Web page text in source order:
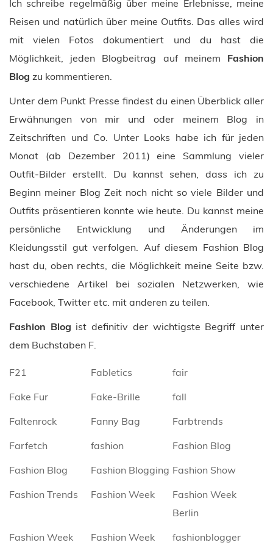
Ich schreibe regelmäßig über meine Erlebnisse, meine
Reisen und natürlich über meine Outfits. Das alles wird
mit vielen Fotos dokumentiert und du hast die
Möglichkeit, jeden Blogbeitrag auf meinem Fashion
Blog zu kommentieren.
Unter dem Punkt Presse findest du einen Überblick aller
Erwähnungen von mir und oder meinem Blog in
Zeitschriften und Co. Unter Looks habe ich für jeden
Monat (ab Dezember 2011) eine Sammlung vieler
Outfit-Bilder erstellt. Du kannst sehen, dass ich zu
Beginn meiner Blog Zeit noch nicht so viele Bilder und
Outfits präsentieren konnte wie heute. Du kannst meine
persönliche Entwicklung und Änderungen im
Kleidungsstil gut verfolgen. Auf diesem Fashion Blog
hast du, oben rechts, die Möglichkeit meine Seite bzw.
verschiedene Artikel bei sozialen Netzwerken, wie
Facebook, Twitter etc. mit anderen zu teilen.
Fashion Blog ist definitiv der wichtigste Begriff unter
dem Buchstaben F.
F21 Fabletics
fair
Fake Fur
Fake-Brille
fall
Faltenrock
Fanny Bag
Farbtrends
Farfetch
fashion
Fashion Blog
Fashion Blog
Fashion Blogging Fashion Show
Fashion Trends
Fashion Week
Fashion Week
Berlin
Fashion Week
Fashion Week
fashionblogger